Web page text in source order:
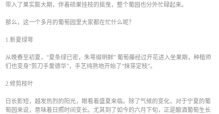
带入了果实膨大期，伴着硕果挂枝的摇曳，整个葡园也分外忙碌起来。
那么，这一个多月的葡萄园里大家都在忙什么呢？
1.新夏绿萼
从晚春至初夏，“夏条绿已密，朱萼缀明鲜” 葡萄藤经过开花进入坐果期，种植师
们也变身“剪刀手爱德华”，手艺纯熟地开始了“抹芽定枝”。
2.修剪枝叶
日长影短，越发热烈的阳光，眼看着盛夏来临。除了气候的变化，对于宁夏的葡
萄园来说，意味着日照时间变长。尤其到了如今的六月下旬，正是酿酒葡萄生长